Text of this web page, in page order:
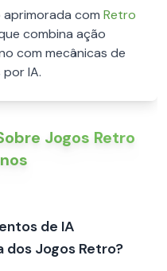
com Retro
combina ação
com mecânicas de
IA.
Jogos Retro
de IA
dos Jogos Retro?